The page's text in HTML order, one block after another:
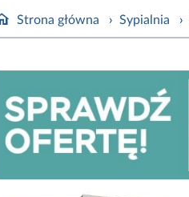
Strona główna › Sypialnia ›